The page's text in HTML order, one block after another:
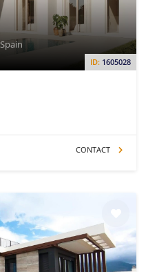
ID: 1605028
CONTACT